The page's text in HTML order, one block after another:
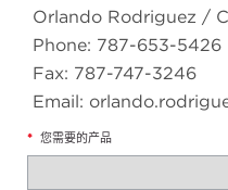
Orlando Rodriguez /
Phone: 787-653-5426
Fax: 787-747-3246
Email:
* 您需要的产品